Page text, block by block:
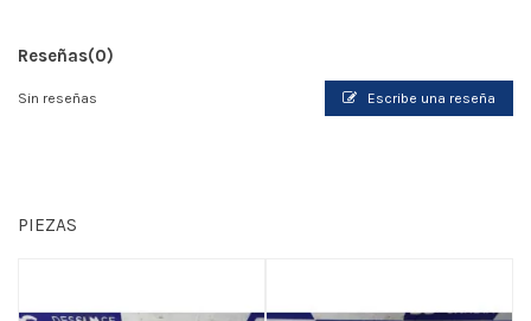
Reseñas(0)
Sin reseñas Escribe una reseña
PIEZAS